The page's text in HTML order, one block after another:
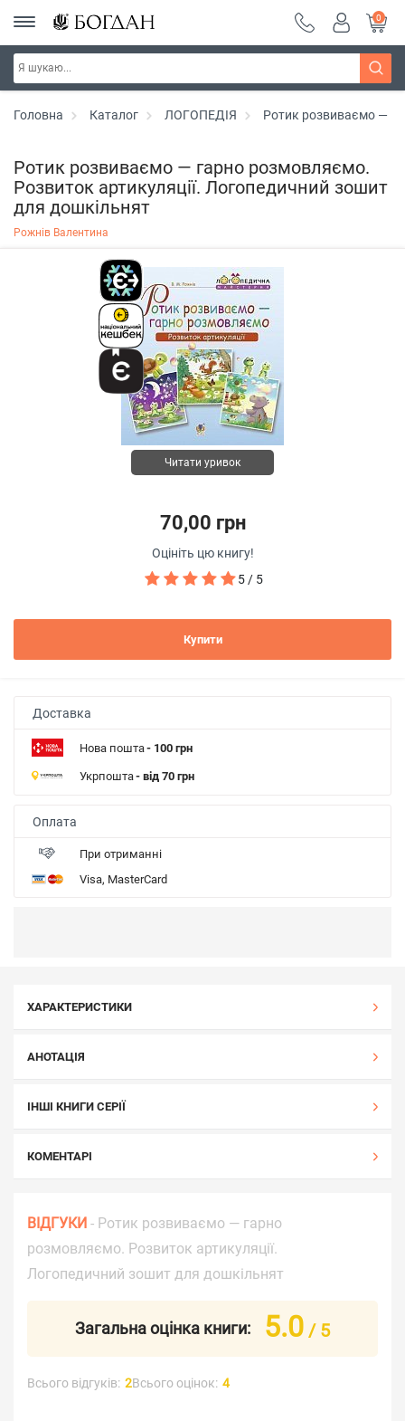
0
Головна Каталог ЛОГОПЕДІЯ Ротик розвиваємо —
Ротик розвиваємо — гарно розмовляємо.
Розвиток артикуляції. Логопедичний зошит
для дошкільнят
Рожнів Валентина
Читати уривок
70,00 грн
Оцініть цю книгу!
5 / 5
Купити
Доставка
Нова пошта- 100 грн
Укрпошта- від 70 грн
Оплата
При отриманні
Visa, MasterCard
ХАРАКТЕРИСТИКИ
АНОТАЦІЯ
ІНШІ КНИГИ СЕРІЇ
КОМЕНТАРІ
ВІДГУКИ - Ротик розвиваємо — гарно
розмовляємо. Розвиток артикуляції.
Логопедичний зошит для дошкільнят
Загальна оцінка книги: 5.0 / 5
Всього відгуків: 2Всього оцінок: 4